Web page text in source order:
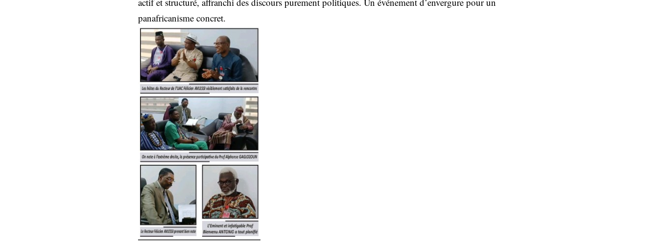
panafricanisme concret.